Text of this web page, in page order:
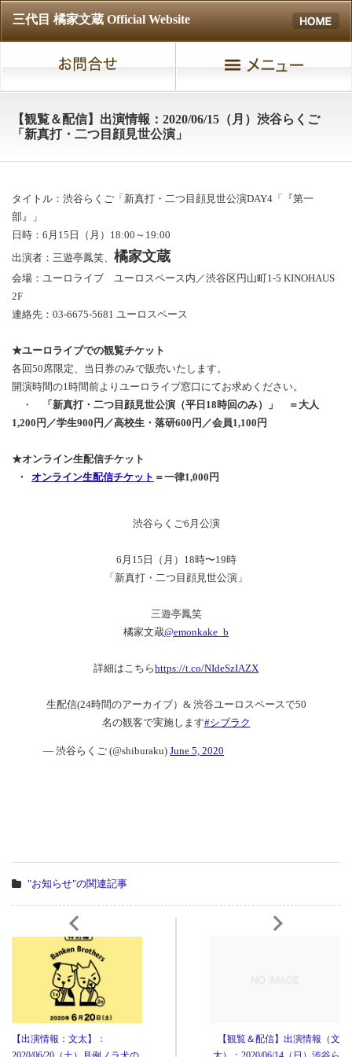
三代目 橘家文蔵 Official Website
【観覧＆配信】出演情報：2020/06/15（月）渋谷らくご
「新真打・二つ目顔見世公演」
タイトル：渋谷らくご「新真打・二つ目顔見世公演DAY4「『第一
部』」
日時：6月15日（月）18:00～19:00
出演者：三遊亭鳳笑、 橘家文蔵
会場：ユーロライブ ユーロスペース内／渋谷区円山町1-5 KINOHAUS
2F
連絡先：03-6675-5681 ユーロスペース
★ユーロライブでの観覧チケット
各回50席限定、当日券のみで販売いたします。
開演時間の1時間前よりユーロライブ窓口にてお求めください。
・
「新真打・二つ目顔見世公演（平日18時回のみ）」
＝大人
1,200円／学生900円／高校生・落研600円／会員1,100円
★オンライン生配信チケット
・ オンライン生配信チケット ＝一律1,000円
渋谷らくご6月公演
6月15日（月）18時〜19時
「新真打・二つ目顔見世公演」
三遊亭鳳笑
橘家文蔵@emonkake_b
詳細はこちらhttps://t.co/NIdeSzIAZX
生配信(24時間のアーカイブ）& 渋谷ユーロスペースで50
名の観客で実施します#シブラク
— 渋谷らくご (@shiburaku) June 5, 2020
"お知らせ"の関連記事
【出演情報：文太】：
【観覧＆配信】出演情報（文